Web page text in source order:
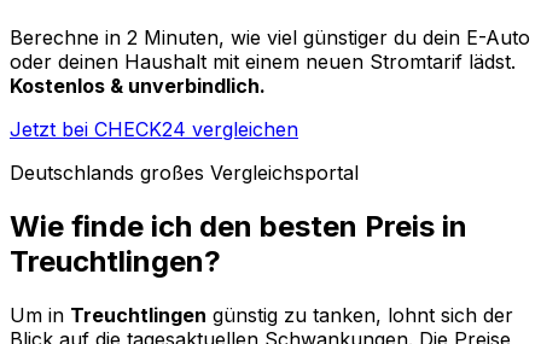
Berechne in 2 Minuten, wie viel günstiger du dein E-Auto
oder deinen Haushalt mit einem neuen Stromtarif lädst.
Kostenlos & unverbindlich.
Jetzt bei CHECK24 vergleichen
Deutschlands großes Vergleichsportal
Wie finde ich den besten Preis in
Treuchtlingen?
Um in Treuchtlingen günstig zu tanken, lohnt sich der
Blick auf die tagesaktuellen Schwankungen. Die Preise